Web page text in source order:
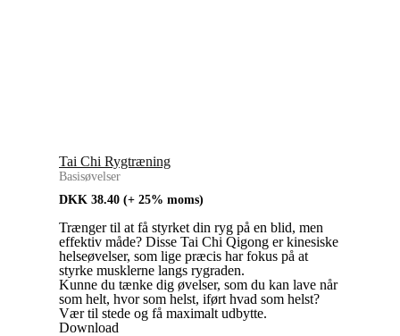
Tai Chi Rygtræning
Basisøvelser
DKK 38.40 (+ 25% moms)
Trænger til at få styrket din ryg på en blid, men
effektiv måde? Disse Tai Chi Qigong er kinesiske
helseøvelser, som lige præcis har fokus på at
styrke musklerne langs rygraden.
Kunne du tænke dig øvelser, som du kan lave når
som helt, hvor som helst, iført hvad som helst?
Vær til stede og få maximalt udbytte.
Download